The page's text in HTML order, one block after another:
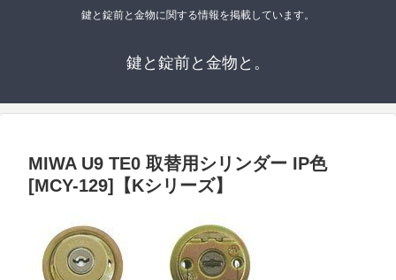
鍵と錠前と金物に関する情報を掲載しています。
鍵と錠前と金物と。
MIWA U9 TE0 取替用シリンダー IP色
[MCY-129]【Kシリーズ】